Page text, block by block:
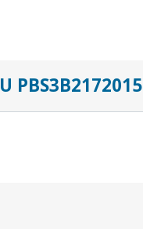
PBS3B2172015